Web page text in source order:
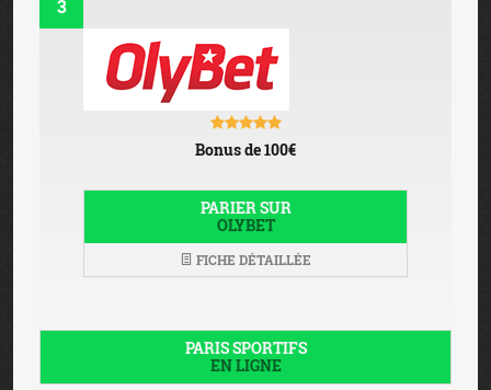
3
Bonus de 100€
PARIER SUR
OLYBET
FICHE DÉTAILLÉE
PARIS SPORTIFS
EN LIGNE